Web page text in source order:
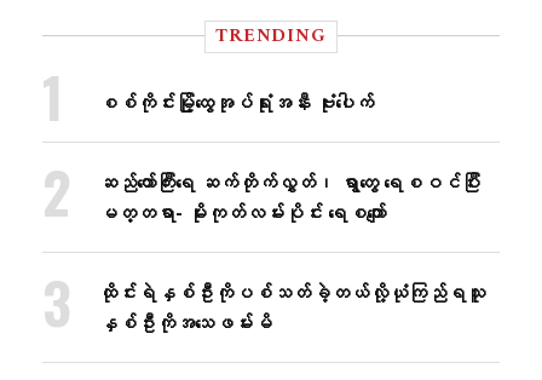
TRENDING
စစ်ကိုင်းမြို့ထွေအုပ်ရုံးအနီး ဗုံးပေါက်
ဆည်တော်ကြီးရေ ဆက်တိုက်လွှတ်၊ ရွာတွေ ရေစဝင်ပြီး
မတ္တရာ- မိုးကုတ်လမ်းပိုင်း ရေစကျော်
ထိုင်းရဲနှစ်ဦးကိုပစ်သတ်ခဲ့တယ်လို့ယုံကြည်ရသူ
နှစ်ဦးကိုအသေဖမ်းမိ